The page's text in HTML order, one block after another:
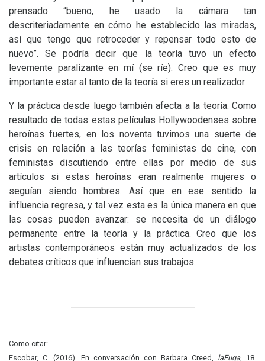
prensado “bueno, he usado la cámara tan
descriteriadamente en cómo he establecido las miradas,
así que tengo que retroceder y repensar todo esto de
nuevo”. Se podría decir que la teoría tuvo un efecto
levemente paralizante en mí (se ríe). Creo que es muy
importante estar al tanto de la teoría si eres un realizador.
Y la práctica desde luego también afecta a la teoría. Como
resultado de todas estas películas Hollywoodenses sobre
heroínas fuertes, en los noventa tuvimos una suerte de
crisis en relación a las teorías feministas de cine, con
feministas discutiendo entre ellas por medio de sus
artículos si estas heroínas eran realmente mujeres o
seguían siendo hombres. Así que en ese sentido la
influencia regresa, y tal vez esta es la única manera en que
las cosas pueden avanzar: se necesita de un diálogo
permanente entre la teoría y la práctica. Creo que los
artistas contemporáneos están muy actualizados de los
debates críticos que influencian sus trabajos.
Como citar:
Escobar, C. (2016). En conversación con Barbara Creed, laFuga, 18.